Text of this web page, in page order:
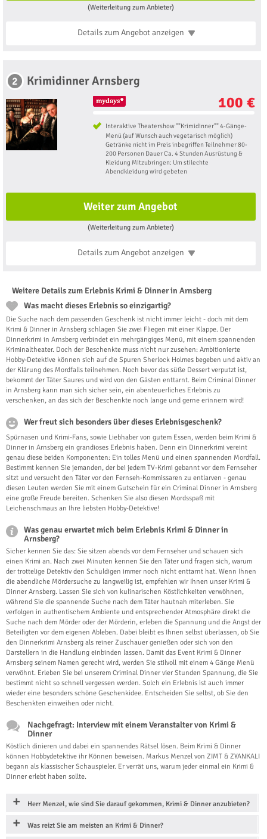
(Weiterleitung zum Anbieter)
Details zum Angebotanzeigen
2 Krimidinner Arnsberg
100 €
Interaktive Theatershow ""Krimidinner"" 4-Gänge-
Menü (auf Wunsch auch vegetarisch möglich)
Getränke nicht im Preis inbegriffen Teilnehmer 80-
200 Personen Dauer Ca. 4 Stunden Ausrüstung &
Kleidung Mitzubringen: Um stilechte
Abendkleidung wird gebeten
Weiter zum Angebot
(Weiterleitung zum Anbieter)
Details zum Angebotanzeigen
Weitere Details zum Erlebnis Krimi & Dinner in Arnsberg
Was macht dieses Erlebnis so einzigartig?
Die Suche nach dem passenden Geschenk ist nicht immer leicht - doch mit dem
Krimi & Dinner in Arnsberg schlagen Sie zwei Fliegen mit einer Klappe. Der
Dinnerkrimi in Arnsberg verbindet ein mehrgängiges Menü, mit einem spannenden
Kriminaltheater. Doch der Beschenkte muss nicht nur zusehen: Ambitionierte
Hobby-Detektive können sich auf die Spuren Sherlock Holmes begeben und aktiv an
der Klärung des Mordfalls teilnehmen. Noch bevor das süße Dessert verputzt ist,
bekommt der Täter Saures und wird von den Gästen enttarnt. Beim Criminal Dinner
in Arnsberg kann man sich sicher sein, ein abenteuerliches Erlebnis zu
verschenken, an das sich der Beschenkte noch lange und gerne erinnern wird!
Wer freut sich besonders über dieses Erlebnisgeschenk?
Spürnasen und Krimi-Fans, sowie Liebhaber von gutem Essen, werden beim Krimi &
Dinner in Arnsberg ein grandioses Erlebnis haben. Denn ein Dinnerkrimi vereint
genau diese beiden Komponenten: Ein tolles Menü und einen spannenden Mordfall.
Bestimmt kennen Sie jemanden, der bei jedem TV-Krimi gebannt vor dem Fernseher
sitzt und versucht den Täter vor den Fernseh-Kommissaren zu entlarven - genau
diesen Leuten werden Sie mit einem Gutschein für ein Criminal Dinner in Arnsberg
eine große Freude bereiten. Schenken Sie also diesen Mordsspaß mit
Leichenschmaus an Ihre liebsten Hobby-Detektive!
Was genau erwartet mich beim Erlebnis Krimi & Dinner in
Arnsberg?
Sicher kennen Sie das: Sie sitzen abends vor dem Fernseher und schauen sich
einen Krimi an. Nach zwei Minuten kennen Sie den Täter und fragen sich, warum
der trottelige Detektiv den Schuldigen immer noch nicht enttarnt hat. Wenn Ihnen
die abendliche Mördersuche zu langweilig ist, empfehlen wir Ihnen unser Krimi &
Dinner Arnsberg. Lassen Sie sich von kulinarischen Köstlichkeiten verwöhnen,
während Sie die spannende Suche nach dem Täter hautnah miterleben. Sie
verfolgen in authentischem Ambiente und entsprechender Atmosphäre direkt die
Suche nach dem Mörder oder der Mörderin, erleben die Spannung und die Angst der
Beteiligten vor dem eigenen Ableben. Dabei bleibt es Ihnen selbst überlassen, ob Sie
den Dinnerkrimi Arnsberg als reiner Zuschauer genießen oder sich von den
Darstellern in die Handlung einbinden lassen. Damit das Event Krimi & Dinner
Arnsberg seinem Namen gerecht wird, werden Sie stilvoll mit einem 4 Gänge Menü
verwöhnt. Erleben Sie bei unserem Criminal Dinner vier Stunden Spannung, die Sie
bestimmt nicht so schnell vergessen werden. Solch ein Erlebnis ist auch immer
wieder eine besonders schöne Geschenkidee. Entscheiden Sie selbst, ob Sie den
Beschenkten einweihen oder nicht.
Nachgefragt: Interview mit einem Veranstalter von Krimi &
Dinner
Köstlich dinieren und dabei ein spannendes Rätsel lösen. Beim Krimi & Dinner
können Hobbydetektive ihr Können beweisen. Markus Menzel von ZIMT & ZYANKALI
begann als klassischer Schauspieler. Er verrät uns, warum jeder einmal ein Krimi &
Dinner erlebt haben sollte.
Herr Menzel, wie sind Sie darauf gekommen, Krimi & Dinner anzubieten?
Was reizt Sie am meisten an Krimi & Dinner?